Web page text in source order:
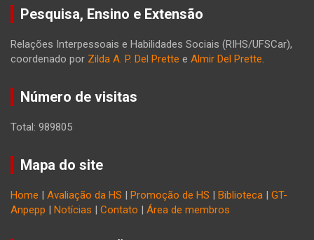
Pesquisa, Ensino e Extensão
Relações Interpessoais e Habilidades Sociais (RIHS/UFSCar),
coordenado por Zilda A. P. Del Prette e Almir Del Prette.
Número de visitas
Total: 989805
Mapa do site
Home Avaliação da HS Promoção de HS Biblioteca
GT-
Anpepp
Notícias Contato Área de membros